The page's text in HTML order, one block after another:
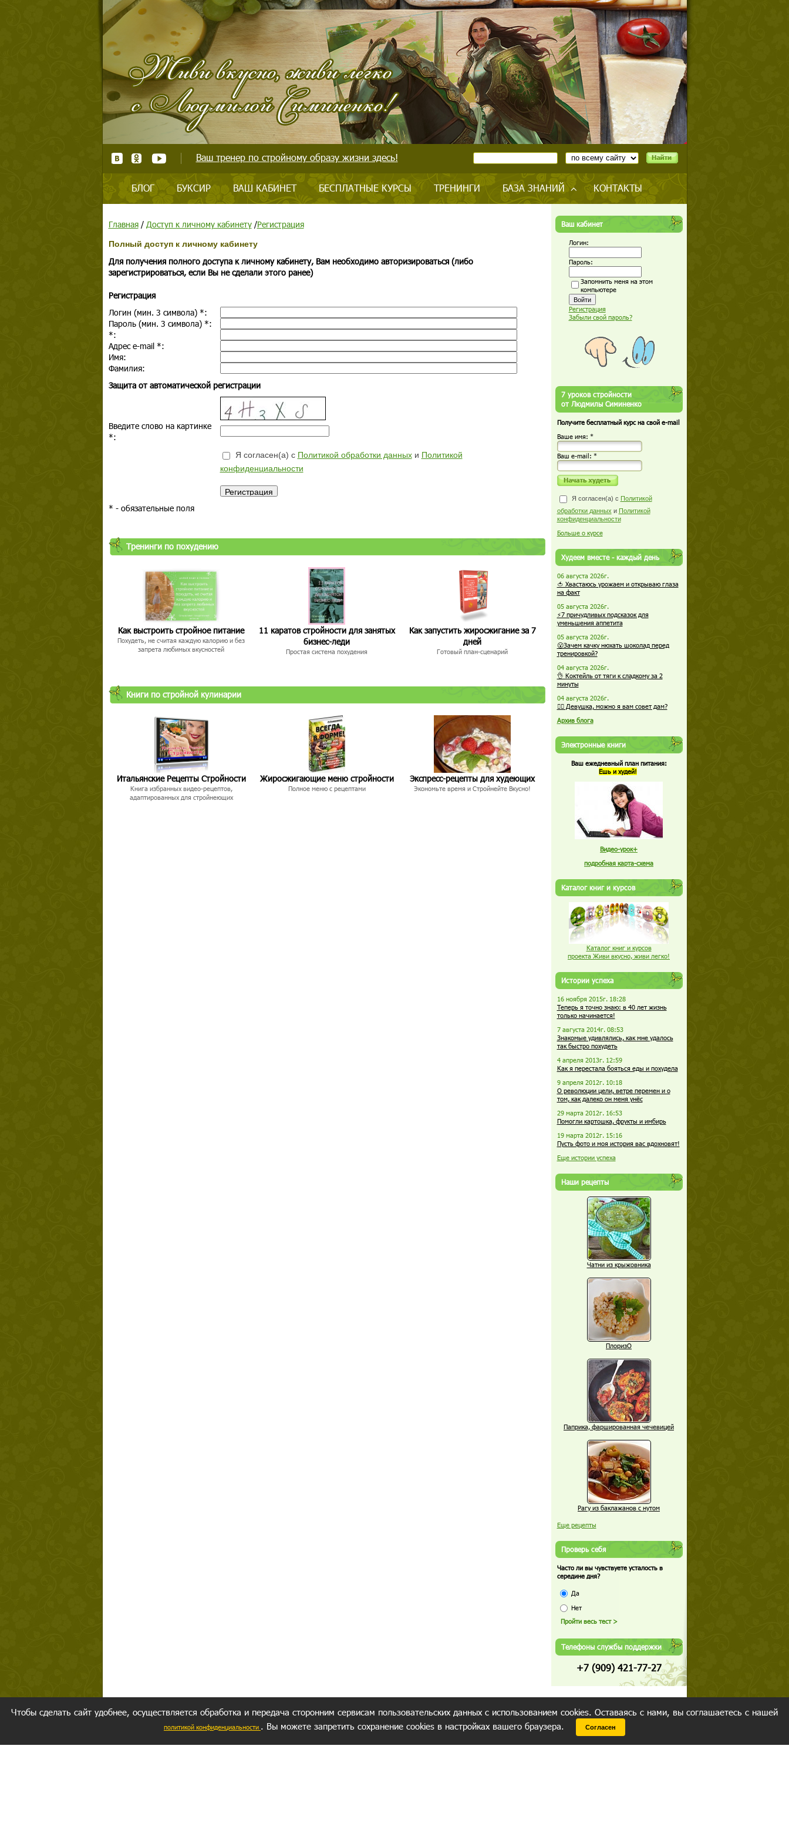
Ваш тренер по стройному образу жизни здесь!
БЛОГ БУКСИР ВАШ КАБИНЕТ БЕСПЛАТНЫЕ КУРСЫ ТРЕНИНГИ БАЗА ЗНАНИЙ КОНТАКТЫ
Главная/ Доступ к личному кабинету/Регистрация
Полный доступ к личному кабинету
Для получения полного доступа к личному кабинету, Вам необходимо авторизироваться (либо
зарегистрироваться, если Вы не сделали этого ранее)
Регистрация
Логин (мин. 3 символа) *:
Пароль (мин. 3 символа) *:
*:
Адрес e-mail *:
Имя:
Фамилия:
Защита от автоматической регистрации
Введите слово на картинке
*:
Я согласен(а) с Политикой обработки данныхи Политикой
конфиденциальности
* - обязательные поля
Тренинги по похудению
Как выстроить стройное питание
Похудеть, не считая каждую калорию и без
запрета любимых вкусностей
11 каратов стройности для занятых
бизнес-леди
Простая система похудения
Как запустить жиросжигание за 7
дней
Готовый план-сценарий
Книги по стройной кулинарии
Итальянские Рецепты Стройности
Книга избранных видео-рецептов,
адаптированных для стройнеющих
Жиросжигающие меню стройности
Полное меню с рецептами
Экспресс-рецепты для худеющих
Экономьте время и Стройнейте Вкусно!
Ваш кабинет
Логин:
Пароль:
Запомнить меня на этом
компьютере
Регистрация
Забыли свой пароль?
7 уроков стройности
от Людмилы Симиненко
Получите бесплатный курс на свой e-mail
Ваше имя: *
Ваш е-mail: *
Я согласен(а) с Политикой
обработки данных и Политикой
конфиденциальности
Больше о курсе
Худеем вместе - каждый день
06 августа 2026г.
🍅 Хвастаюсь урожаем и открываю глаза
на факт
05 августа 2026г.
⚡7 причудливых подсказок для
уменьшения аппетита
05 августа 2026г.
😮Зачем качку нюхать шоколад перед
тренировкой?
04 августа 2026г.
👌 Коктейль от тяги к сладкому за 2
минуты
04 августа 2026г.
🏋️‍♀️ Девушка, можно я вам совет дам?
Архив блога
Электронные книги
Ваш ежедневный план питания:
Ешь и худей!
Видео-урок+
подробная карта-схема
Каталог книг и курсов
Каталог книг и курсов
проекта Живи вкусно, живи легко!
Истории успеха
16 ноября 2015г. 18:28
Теперь я точно знаю: в 40 лет жизнь
только начинается!
7 августа 2014г. 08:53
Знакомые удивлялись, как мне удалось
так быстро похудеть
4 апреля 2013г. 12:59
Как я перестала бояться еды и похудела
9 апреля 2012г. 10:18
О революции цели, ветре перемен и о
том, как далеко он меня унёс
29 марта 2012г. 16:53
Помогли картошка, фрукты и имбирь
19 марта 2012г. 15:16
Пусть фото и моя история вас вдохновят!
Еще истории успеха
Наши рецепты
Чатни из крыжовника
ПлоризО
Паприка, фаршированная чечевицей
Рагу из баклажанов с нутом
Еще рецепты
Проверь себя
Часто ли вы чувствуете усталость в
середине дня?
Да
Нет
Телефоны службы поддержки
+7 (909) 421-77-27
Чтобы сделать сайт удобнее, осуществляется обработка и передача сторонним сервисам пользовательских данных с использованием cookies. Оставаясь с нами, вы соглашаетесь с нашей
политикой конфиденциальности . Вы можете запретить сохранение cookies в настройках вашего браузера. Согласен